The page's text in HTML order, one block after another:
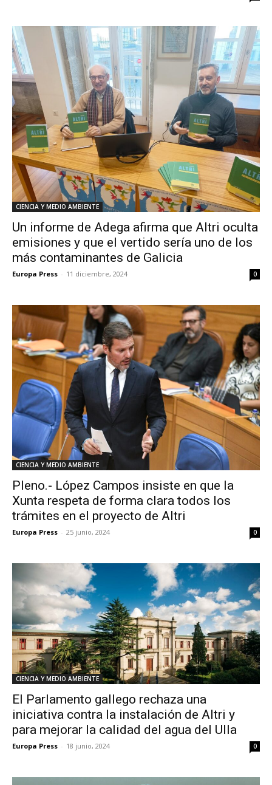
CIENCIA Y MEDIO AMBIENTE
Un informe de Adega afirma que Altri oculta
emisiones y que el vertido sería uno de los
más contaminantes de Galicia
Europa Press - 11 diciembre, 2024 0
CIENCIA Y MEDIO AMBIENTE
Pleno.- López Campos insiste en que la
Xunta respeta de forma clara todos los
trámites en el proyecto de Altri
Europa Press - 25 junio, 2024 0
CIENCIA Y MEDIO AMBIENTE
El Parlamento gallego rechaza una
iniciativa contra la instalación de Altri y
para mejorar la calidad del agua del Ulla
Europa Press - 18 junio, 2024 0